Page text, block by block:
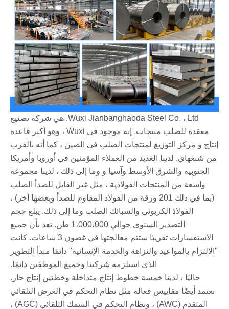
Wuxi Jianbanghaoda Steel Co. ، Ltd. هي شركة تصنيع
معقدة للصلب منتجات. إنه موجود في Wuxi ، وهو أكبر قاعدة
إنتاج و مركز التوزيع لمنتجات الصلب في الصين ، كما أنه بالقرب
من شنغهاي. لدينا العديد من العملاء المؤمنين في أوروبا وأمريكا
الجنوبية والشرق الأوسط وآسيا و وما إلى ذلك ، لدينا مجموعة
واسعة من المنتجات الفولاذية ، مثل غير القابل للصدأ الصلب
(بما في ذلك 201 ورقة من الفولاذ المقاوم للصدأ وبعضها آخر) ،
الفولاذ الكربوني والسبائك الصلب وما إلى ذلك. يبلغ حجم
التصدير السنوي حوالي 1،000،000 طن. نعد بأن جميع
الاستفسارات تقريبًا ستتم معالجتها في غضون 3 ساعات. كانت
"الالتزام بالمواعيد والنزاهة والخدمة الإنسانية" دائمًا مبدأ التطوير
الذي استلزمه شركتنا وجميع الموظفين دائمًا.
حاليًا ، لدينا خمسة خطوط إنتاج متداخلة وخطتين إنتاج حار.
نعتمد أيضًا مقاييس فعالة مثل نظام التحكم في العرض التلقائي
المتقدم (AWC) ، ونظام التحكم في السمك التلقائي (AGC) ،